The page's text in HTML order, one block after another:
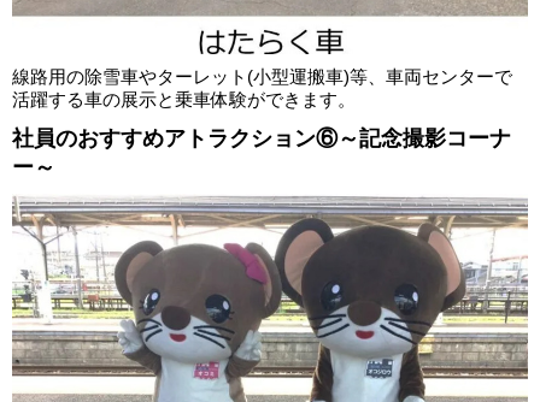
線路用の除雪車やターレット(小型運搬車)等、車両センターで
活躍する車の展示と乗車体験ができます。
社員のおすすめアトラクション⑥～記念撮影コーナ
ー～